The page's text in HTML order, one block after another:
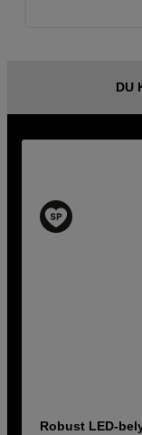
DU
Robust LED-